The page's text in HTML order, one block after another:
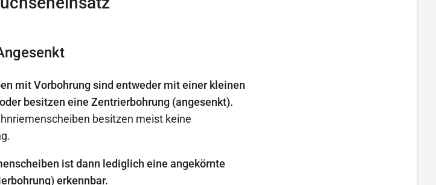
mit Vorbohrung sind entweder mit einer kleinen
besitzen eine Zentrierbohrung (angesenkt).
besitzen meist keine
ist dann lediglich eine angekörnte
erkennbar.